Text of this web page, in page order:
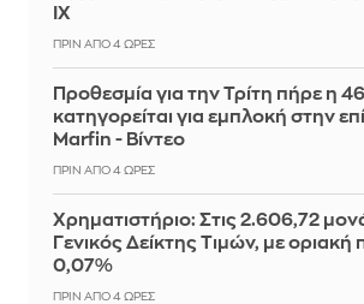
ΙΧ
ΠΡΙΝ ΑΠΌ 4 ΏΡΕΣ
Προθεσμία για την Τρίτη πήρε η
κατηγορείται για εμπλοκή στην
Marfin - Βίντεο
ΠΡΙΝ ΑΠΌ 4 ΏΡΕΣ
Χρηματιστήριο: Στις 2.606,72
Γενικός Δείκτης Τιμών, με οριακή
0,07%
ΠΡΙΝ ΑΠΌ 4 ΏΡΕΣ